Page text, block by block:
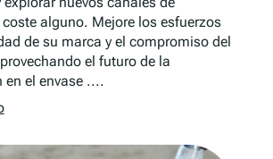
alguno. Mejore los esfuerzos
de su marca y el compromiso del
el futuro de la
el envase ....